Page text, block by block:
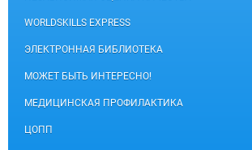
WORLDSKILLS EXPRESS
ЭЛЕКТРОННАЯ БИБЛИОТЕКА
МОЖЕТ БЫТЬ ИНТЕРЕСНО!
МЕДИЦИНСКАЯ ПРОФИЛАКТИКА
ЦОПП